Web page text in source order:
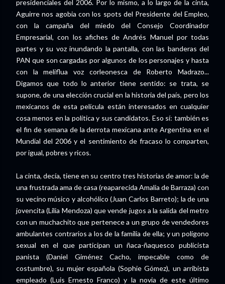
presidenciales del 2006. Por lo mismo, a lo largo de la cinta,
Aguirre nos agobia con los spots del Presidente del Empleo,
con la campaña del miedo del Consejo Coordinador
Empresarial, con los afiches de Andrés Manuel por todas
partes y su voz inundando la pantalla, con las banderas del
PAN que son cargadas por algunos de los personajes y hasta
con la meliflua voz corleonesca de Roberto Madrazo...
Digamos que todo lo anterior tiene sentido: se trata, se
supone, de una elección crucial en la historia del país, pero los
mexicanos de esta película están interesados en cualquier
cosa menos en la política y sus candidatos. Eso sí: también es
el fin de semana de la derrota mexicana ante Argentina en el
Mundial del 2006 y el sentimiento de fracaso lo comparten,
por igual, pobres y ricos.
La cinta, decía, tiene en su centro tres historias de amor: la de
una frustrada ama de casa (reaparecida Amalia de Barraza) con
su vecino músico y alcohólico (Juan Carlos Barreto); la de una
jovencita (Lilia Mendoza) que vende jugos a la salida del metro
con un muchachito que pertenece a un grupo de vendedores
ambulantes contrarios a los de la familia de ella; y un polígono
sexual en el que participan un ñaca-ñaquesco publicista
panista (Daniel Giménez Cacho, impecable como de
costumbre), su mujer española (Sophie Gómez), un arribista
empleado (Luis Ernesto Franco) y la novia de este último